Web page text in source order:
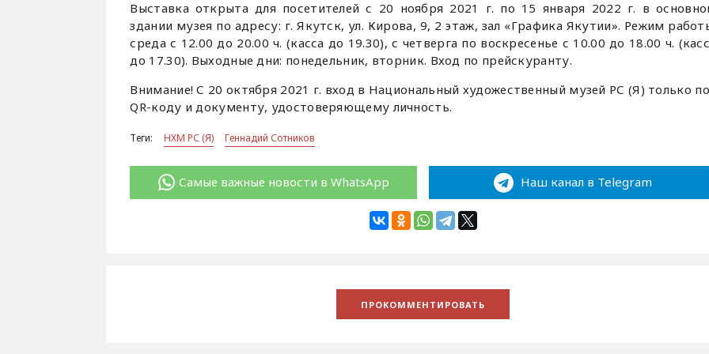
Выставка открыта для посетителей с 20 ноября 2021 г. по 15 января 2022 г. в
здании музея по адресу: г. Якутск, ул. Кирова, 9, 2 этаж, зал «Графика Якутии». Режим
среда с 12.00 до 20.00 ч. (касса до 19.30), с четверга по воскресенье с 10.00 до 18.00 ч.
до 17.30). Выходные дни: понедельник, вторник. Вход по прейскуранту.
Внимание! С 20 октября 2021 г. вход в Национальный художественный музей РС (Я) только по
QR-коду и документу, удостоверяющему личность.
Теги: НХМ РС (Я) Геннадий Сотников
Самые важные новости в WhatsApp Наш канал в Telegram